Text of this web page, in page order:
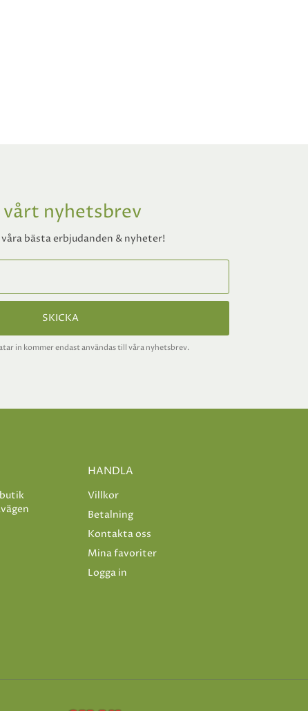
vårt nyhetsbrev
bästa erbjudanden & nyheter!
SKICKA
in kommer endast användas till våra nyhetsbrev.
HANDLA
Villkor
Betalning
Kontakta oss
Mina favoriter
Logga in